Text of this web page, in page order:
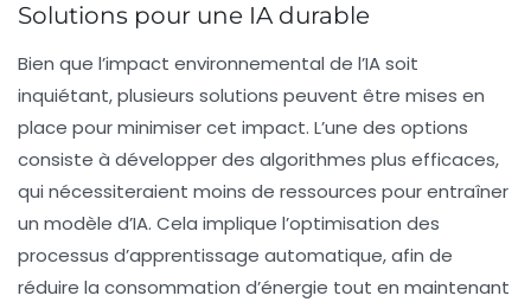
Solutions pour une IA durable
Bien que l’impact environnemental de l’IA soit
inquiétant, plusieurs solutions peuvent être mises en
place pour minimiser cet impact. L’une des options
consiste à développer des algorithmes plus efficaces,
qui nécessiteraient moins de ressources pour entraîner
un modèle d’IA. Cela implique l’optimisation des
processus d’apprentissage automatique, afin de
réduire la consommation d’énergie tout en maintenant